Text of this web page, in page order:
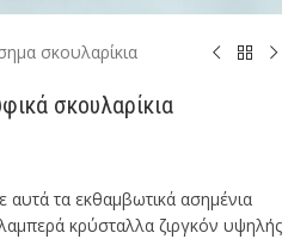
σκουλαρίκια
σκουλαρίκια
αυτά τα εκθαμβωτικά ασημένια
κρύσταλλα ζιργκόν υψηλής